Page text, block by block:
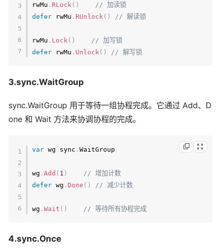
rwMu . RLock ( )
// 加读锁
defer rwMu . RUnlock ( ) // 解读锁
rwMu . Lock ( )
// 加写锁
defer rwMu . Unlock ( ) // 解写锁
3.sync.WaitGroup
sync.WaitGroup 用于等待一组协程完成。它通过 Add、D
one 和 Wait 方法来协调协程的完成。
var wg sync .WaitGroup
wg .Add ( 1 )
// 增加计数
defer wg . Done ( ) // 减少计数
wg .Wait ( ) // 等待所有协程完成
4.sync.Once